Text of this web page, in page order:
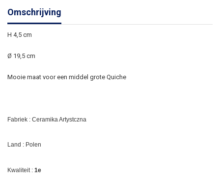
Omschrijving
H 4,5 cm
Ø 19,5 cm
Mooie maat voor een middel grote Quiche
Fabriek : Ceramika Artystczna
Land : Polen
Kwaliteit : 1e